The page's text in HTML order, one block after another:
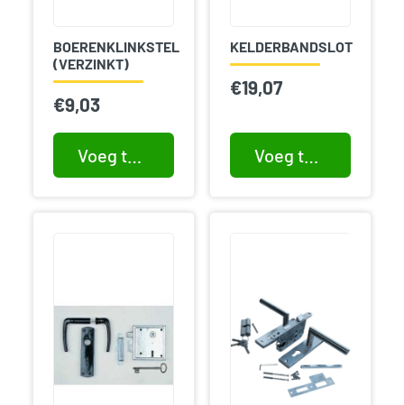
BOERENKLINKSTEL
(VERZINKT)
€9,03
KELDERBANDSLOT
€19,07